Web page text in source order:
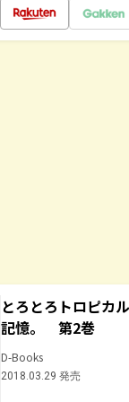
とろとろトロピカ
記憶。 第2巻
D-Books
2018.03.29 発売